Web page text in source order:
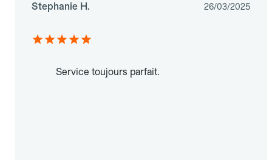
Stephanie H. 26/03/2025
Service toujours parfait.